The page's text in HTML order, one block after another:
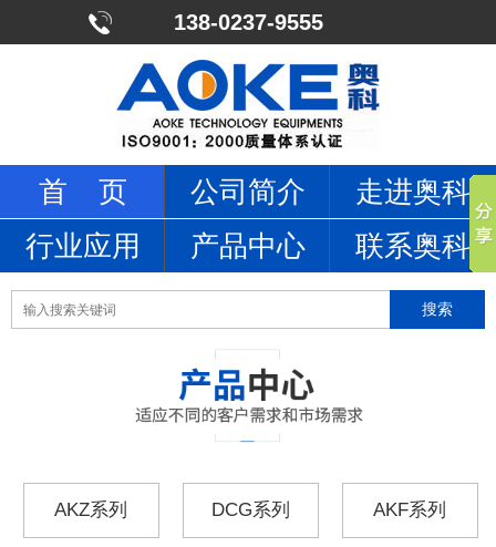
138-0237-9555
首 页 公司简介
走进奥科
行业应用
产品中心 联系奥科
AKZ系列 DCG系列 AKF系列